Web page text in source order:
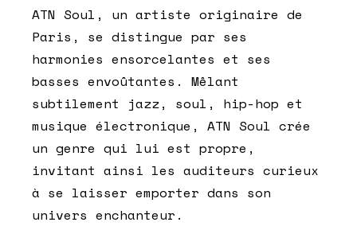
ATN Soul, un artiste originaire de
Paris, se distingue par ses
harmonies ensorcelantes et ses
basses envoûtantes. Mêlant
subtilement jazz, soul, hip-hop et
musique électronique, ATN Soul crée
un genre qui lui est propre,
invitant ainsi les auditeurs curieux
à se laisser emporter dans son
univers enchanteur.